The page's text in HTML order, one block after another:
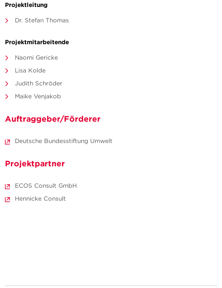
Projektleitung
Dr. Stefan Thomas
Projektmitarbeitende
Naomi Gericke
Lisa Kolde
Judith Schröder
Maike Venjakob
Auftraggeber/Förderer
Deutsche Bundesstiftung Umwelt
Projektpartner
ECOS Consult GmbH
Hennicke Consult